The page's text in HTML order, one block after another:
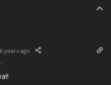
6 years ago